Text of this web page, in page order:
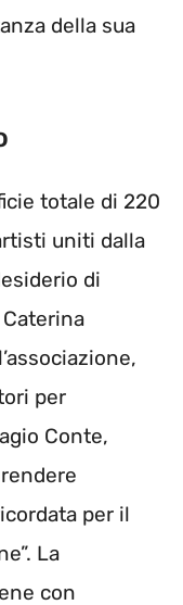
della sua
totale di 220
uniti dalla
di
per
Conte,
per il
La
con